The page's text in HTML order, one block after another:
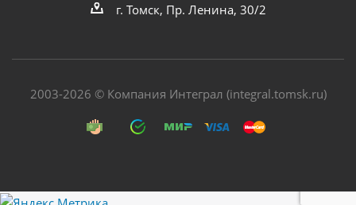
г. Томск, Пр. Ленина, 30/2
2003-2026 © Компания Интеграл (integral.tomsk.ru)